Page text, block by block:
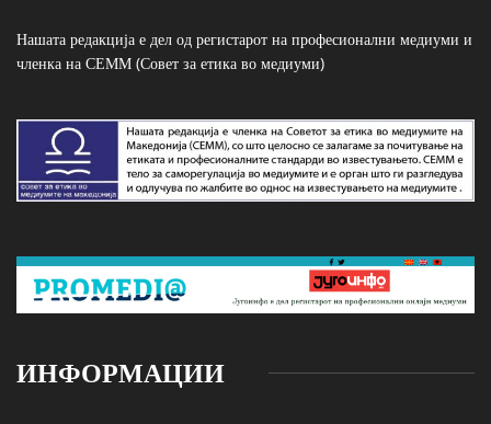
Нашата редакција е дел од регистарот на професионални медиуми и
членка на СЕММ (Совет за етика во медиуми)
ИНФОРМАЦИИ